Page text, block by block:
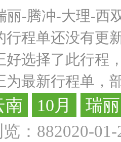
丽-腾冲-大理-西
行程单还没有更
好选择了此行程
为最新行程单，
南 10月
瑞丽
：882020-01-